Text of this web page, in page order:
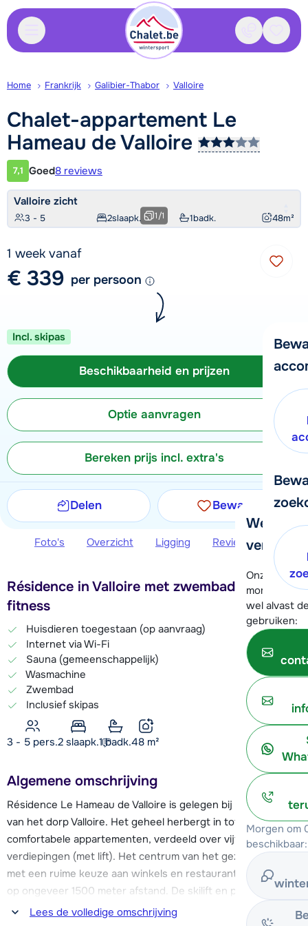
Contact
We
verder!
Onze
moment
wel alvast
gebruiken:
Morgen om
beschikbaar:
Home Frankrijk Galibier-Thabor Valloire
Chalet-appartement Le
Hameau deValloire
Klantwaardering
7,1 Goed8 reviews
Valloire zicht
3 - 5 2slaapk. 1badk. 48m²
1/1
1 week vanaf
€ 339 per persoon
Incl. skipas
Beschikbaarheid en prijzen
Optie aanvragen
Bereken prijs incl. extra's
Delen Bewaren
Foto's Overzicht Ligging Reviews
Résidence in Valloire met zwembad, sauna en
fitness
Huisdieren toegestaan (op aanvraag)
Internet via Wi-Fi
Sauna (gemeenschappelijk)
Wasmachine
Zwembad
Inclusief skipas
3 - 5 pers.2 slaapk.1 badk.48 m²
Algemene omschrijving
Résidence Le Hameau de Valloire is gelegen bij de entree
van het dorp Valloire. Het geheel herbergt in totaal 54
comfortabele appartementen, verdeeld over vijf
verdiepingen (met lift). Het centrum van het gezellig Valloire,
met een ruime keuze aan winkels en restaurants, is gelegen
op ongeveer 1500 meter afstand. De skilift en piste zijn op
ca. 1200 meter van Le Hameau du Valloire te vinden. Voor de
Lees de volledige omschrijving